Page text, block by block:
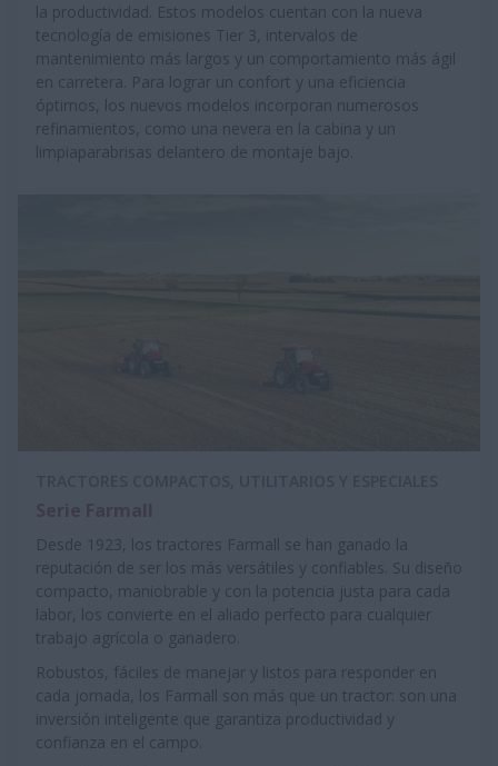
la productividad. Estos modelos cuentan con la nueva
tecnología de emisiones Tier 3, intervalos de
mantenimiento más largos y un comportamiento más ágil
en carretera. Para lograr un confort y una eficiencia
óptimos, los nuevos modelos incorporan numerosos
refinamientos, como una nevera en la cabina y un
limpiaparabrisas delantero de montaje bajo.
Desde 1923, los tractores Farmall se han ganado la
reputación de ser los más versátiles y confiables. Su diseño
compacto, maniobrable y con la potencia justa para cada
labor, los convierte en el aliado perfecto para cualquier
trabajo agrícola o ganadero.
Robustos, fáciles de manejar y listos para responder en
cada jornada, los Farmall son más que un tractor: son una
inversión inteligente que garantiza productividad y
confianza en el campo.